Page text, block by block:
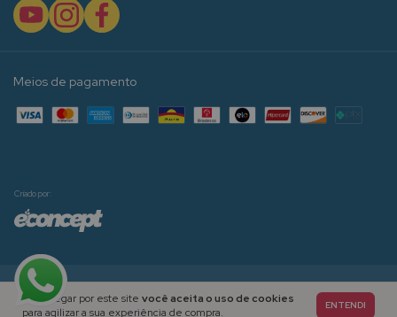
Ao navegar por este site você aceita o uso de cookies
para agilizar a sua experiência de compra.
ENTENDI
Meios de pagamento
Criado por:
Copyright Janaína Spolidorio | Materiais Pedagógicos para Alfabetização e Ensino - 2026. Todos os
direitos reservados.